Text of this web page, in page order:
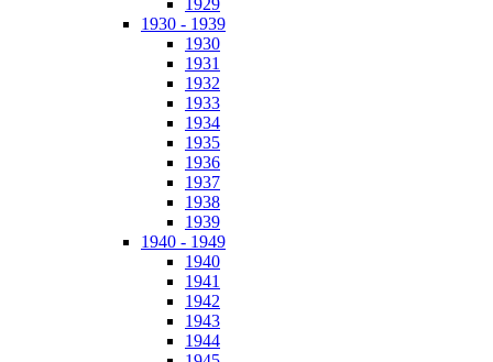
1929
1930 - 1939
1930
1931
1932
1933
1934
1935
1936
1937
1938
1939
1940 - 1949
1940
1941
1942
1943
1944